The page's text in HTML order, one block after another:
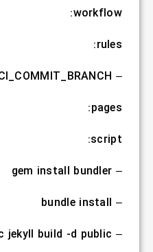
workflow:
rules:
– if: ‘$CI_COMMIT_BRANCH’
pages:
script:
– gem install bundler
– bundle install
– bundle exec jekyll build -d public